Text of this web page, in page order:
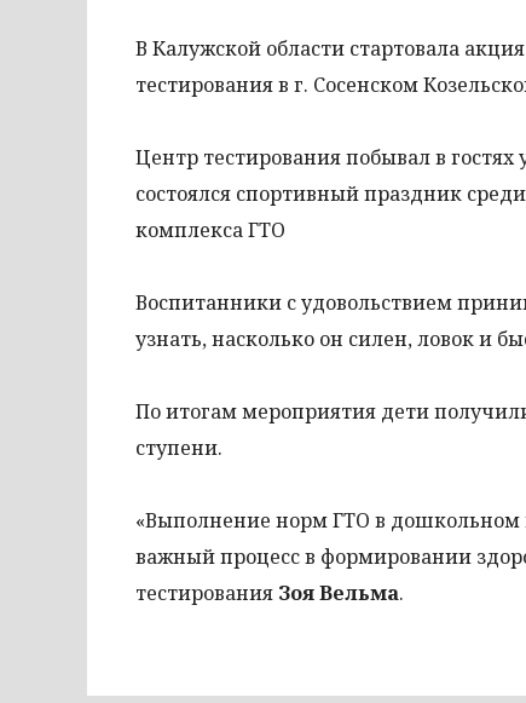
В Калужской области стартовала
тестирования в г. Сосенском
Центр тестирования побывал в
состоялся спортивный праздник
комплекса ГТО
Воспитанники с удовольствием
узнать, насколько он силен, ловок и
По итогам мероприятия дети
ступени.
«Выполнение норм ГТО в дошкольном
важный процесс в формировании
тестирования Зоя Вельма.